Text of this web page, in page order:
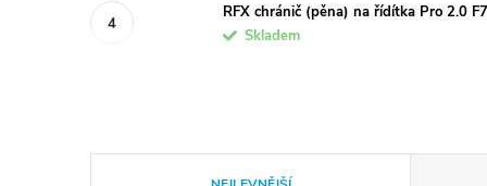
RFX chránič (pěna) na řídítka Pro 2.0
Skladem